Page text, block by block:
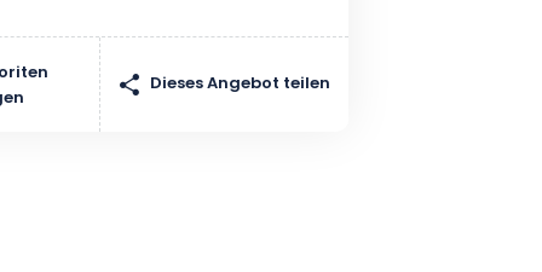
Dieses Angebot teilen